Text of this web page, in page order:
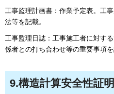
工事監理計画書：作業予定表。工
法等を記載。
工事監理日誌：工事施工者に対す
係者との打ち合わせ等の重要事項を
9.構造計算安全性証